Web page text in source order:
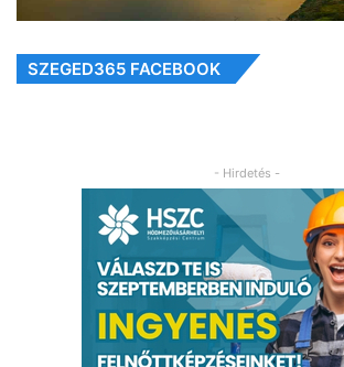
SZEGED365 FACEBOOK
- Hirdetés -